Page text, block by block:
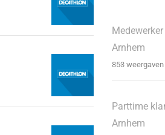
Arnhem
853 weergaven
Parttime
Arnhem